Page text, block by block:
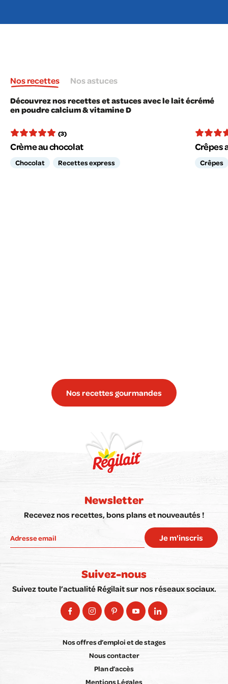
Nos recettes
Nos astuces
Découvrez nos recettes et astuces avec le lait écrémé
en poudre calcium & vitamine D
(3)
Crème au chocolat
Chocolat Recettes express
Crêpes
Crêpes
Nos recettes gourmandes
Newsletter
Recevez nos recettes, bons plans et nouveautés !
Je m'inscris
Suivez-nous
Suivez toute l’actualité Régilait sur nos réseaux sociaux.
Nos offres d’emploi et de stages
Nous contacter
Plan d’accès
Mentions Légales